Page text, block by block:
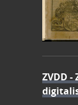
ZVDD